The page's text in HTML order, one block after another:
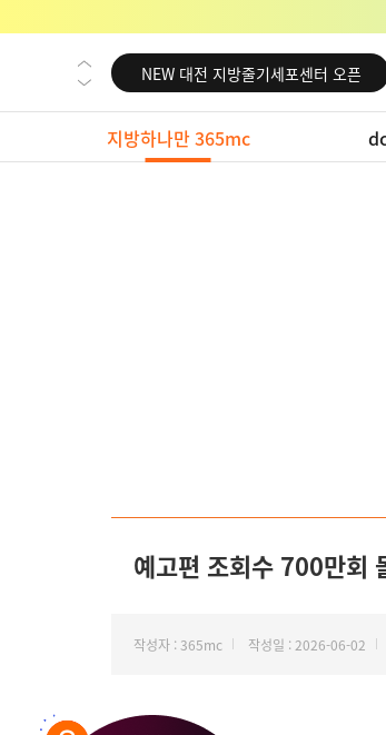
NEW 교대 지방줄기세포센터 오픈
NEW 대전 지방줄기세포센터 오픈
NEW 노원 지방줄기세포센터 오픈
NEW 미국 LA점 오픈
지방하나만 365mc
예고편 조회수 700만회
작성자 : 365mc 작성일 : 2026-06-02